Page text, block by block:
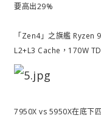
要高出29%
「Zen4」之旗艦
L2+L3 Cache，170W
7950X vs 5950X在底下